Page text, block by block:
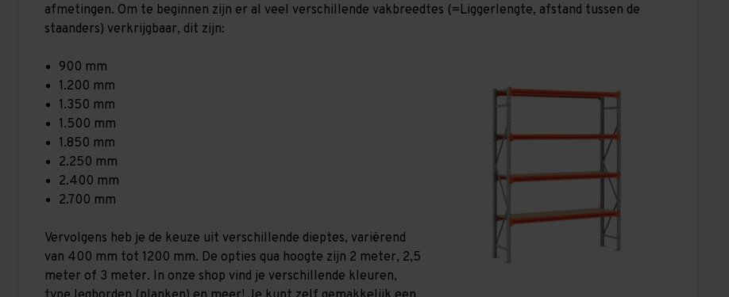
afmetingen. Om te beginnen zijn er al veel verschillende vakbreedtes (=Liggerlengte, afstand tussen de
staanders) verkrijgbaar, dit zijn:
900 mm
1.200 mm
1.350 mm
1.500 mm
1.850 mm
2.250 mm
2.400 mm
2.700 mm
Vervolgens heb je de keuze uit verschillende dieptes, variërend
van 400 mm tot 1200 mm. De opties qua hoogte zijn 2 meter, 2,5
meter of 3 meter. In onze shop vind je verschillende kleuren,